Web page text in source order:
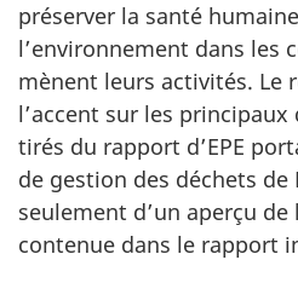
préserver la santé
l’environnement dans les
mènent leurs activités. Le
l’accent sur les
tirés du rapport d’EPE
de gestion des déchets
seulement d’un aperçu
contenue dans le rapport